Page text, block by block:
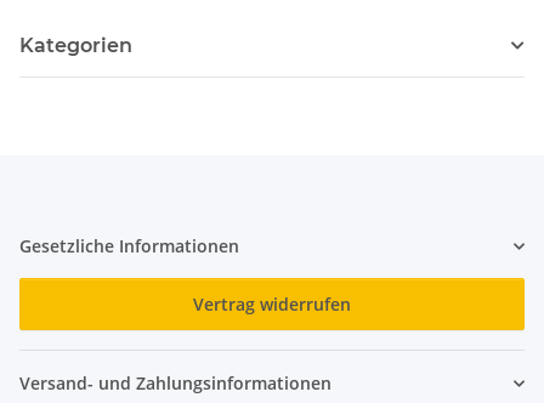
Kategorien
Gesetzliche Informationen
Vertrag widerrufen
Versand- und Zahlungsinformationen